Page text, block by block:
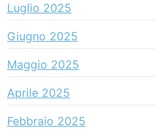
Luglio 2025
Giugno 2025
Maggio 2025
Aprile 2025
Febbraio 2025